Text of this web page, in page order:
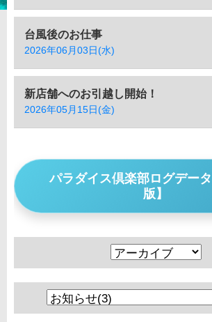
台風後のお仕事
2026年06月03日(水)
新店舗へのお引越し開始！
2026年05月15日(金)
パラダイス倶楽部ログデー
版】